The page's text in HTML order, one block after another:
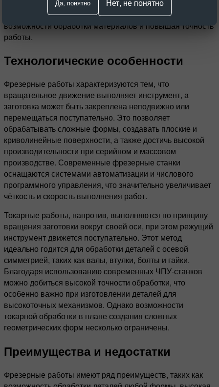
резьбонарезные. Оборудование для каждого из этих
методов постоянно совершенствуется, расширяя
возможности обработки материалов и повышая точность
работы.
Технологические особенности
Фрезерные работы характеризуются тем, что
вращательное движение выполняет инструмент, а
заготовка может быть закреплена неподвижно или
перемещаться поступательно. Это позволяет
обрабатывать сложные формы, создавать плоские и
криволинейные поверхности, а также достичь высокой
производительности при серийном и массовом
производстве. Современные фрезерные станки
оснащаются системами автоматизации и числового
программного управления, что значительно увеличивает
чёткость и скорость выполнения работ.
Токарные работы, напротив, выполняются по принципу
вращения заготовки вокруг своей оси, при этом режущий
инструмент движется поступательно. Этот метод
идеально годится для обработки деталей с осевой
симметрией, таких как валы, втулки, болты и гайки.
Благодаря использованию современных ЧПУ-станков
можно добиться высокой точности обработки, что
особенно важно при изготовлении деталей для
высокоточных механизмов. Однако возможности
токарной обработки в плане создания сложных
геометрических форм несколько ограничены.
Преимущества и недостатки
Фрезерные работы имеют ряд преимуществ, таких как
Да, понятно Нет, не понятно